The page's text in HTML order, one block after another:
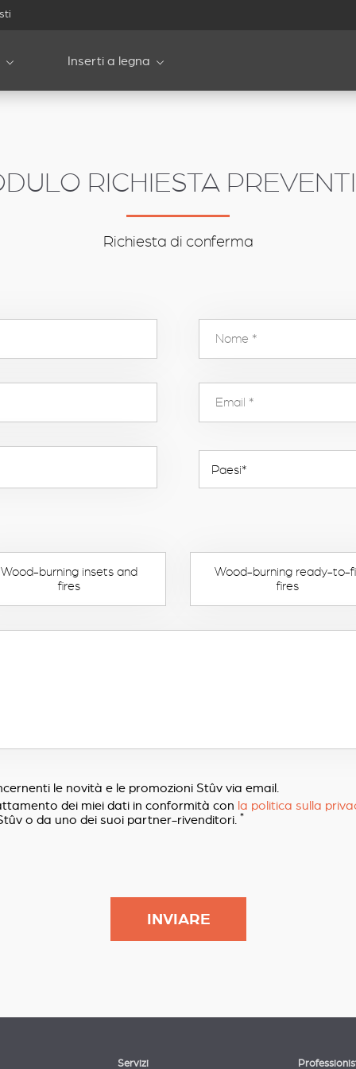
Inserti a legna
RICHIESTA
Richiesta di conferma
Wood-burning insets and
fires
Wood-burning ready-to-
fires
le novità e le promozioni Stûv via email.
dei miei dati in conformità con la politica sulla
o da uno dei suoi partner-rivenditori. *
Servizi